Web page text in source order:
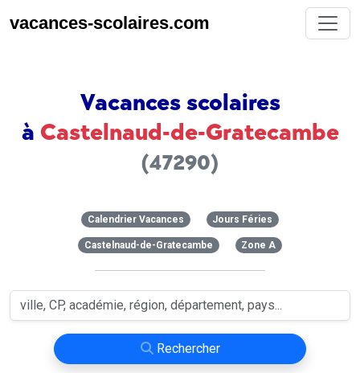
vacances-scolaires.com
Vacances scolaires
à Castelnaud-de-Gratecambe
(47290)
Calendrier Vacances Jours Féries
Castelnaud-de-Gratecambe Zone A
Rechercher